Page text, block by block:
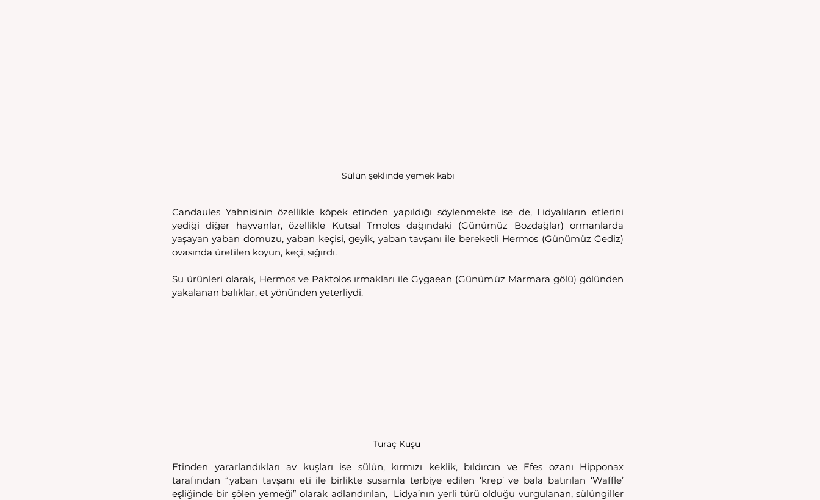
Sülün şeklinde yemek kabı
Candaules Yahnisinin özellikle köpek etinden yapıldığı söylenmekte ise de, Lidyalıların etlerini
yediği diğer hayvanlar, özellikle Kutsal Tmolos dağındaki (Günümüz Bozdağlar) ormanlarda
yaşayan yaban domuzu, yaban keçisi, geyik, yaban tavşanı ile bereketli Hermos (Günümüz Gediz)
ovasında üretilen koyun, keçi, sığırdı.
Su ürünleri olarak, Hermos ve Paktolos ırmakları ile Gygaean (Günümüz Marmara gölü) gölünden
yakalanan balıklar, et yönünden yeterliydi.
Turaç Kuşu
Etinden yararlandıkları av kuşları ise sülün, kırmızı keklik, bıldırcın ve Efes ozanı Hipponax
tarafından “yaban tavşanı eti ile birlikte susamla terbiye edilen ‘krep’ ve bala batırılan ‘Waffle’
eşliğinde bir şölen yemeği” olarak adlandırılan,  Lidya’nın yerli türü olduğu vurgulanan, sülüngiller